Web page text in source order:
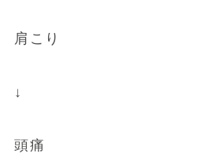
肩こり
↓
頭痛